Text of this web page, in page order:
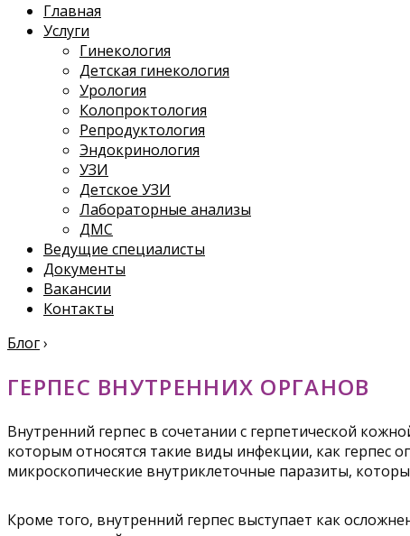
Главная
Услуги
Гинекология
Детская гинекология
Урология
Колопроктология
Репродуктология
Эндокринология
УЗИ
Детское УЗИ
Лабораторные анализы
ДМС
Ведущие специалисты
Документы
Вакансии
Контакты
Блог›
ГЕРПЕС ВНУТРЕННИХ ОРГАНОВ
Внутренний герпес в сочетании с герпетической
которым относятся такие виды инфекции, как
микроскопические внутриклеточные паразиты,
Кроме того, внутренний герпес выступает как